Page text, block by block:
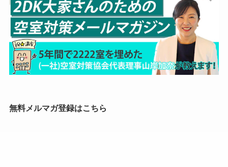
無料メルマガ登録はこちら